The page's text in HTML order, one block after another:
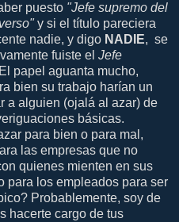
puesto "Jefe supremo del
y si el título pareciera
nadie, y digo NADIE, se
fuiste el Jefe
El papel aguanta mucho,
bien su trabajo harían un
a alguien (ojalá al azar) de
básicas.
para bien o para mal,
las empresas que no
quienes mienten en sus
para los empleados para ser
Probablemente, soy de
hacerte cargo de tus